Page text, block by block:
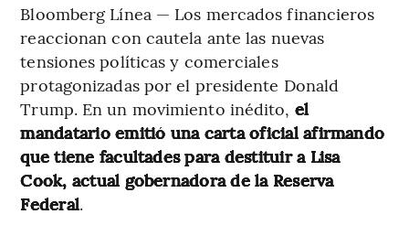
Bloomberg Línea — Los mercados financieros
reaccionan con cautela ante las nuevas
tensiones políticas y comerciales
protagonizadas por el presidente Donald
Trump. En un movimiento inédito, el
mandatario emitió una carta oficial afirmando
que tiene facultades para destituir a Lisa
Cook, actual gobernadora de la Reserva
Federal.